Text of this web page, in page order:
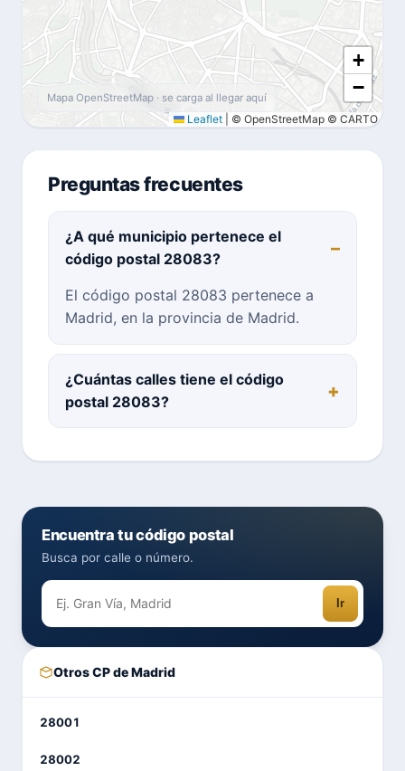
+
−
Leaflet © OpenStreetMap © CARTO
Mapa OpenStreetMap · se carga al llegar aquí
Preguntas frecuentes
¿A qué municipio pertenece el
código postal 28083?
El código postal 28083 pertenece a
Madrid, en la provincia de Madrid.
¿Cuántas calles tiene el código
postal 28083?
Encuentra tu código postal
Busca por calle o número.
Ir
Otros CP de Madrid
28001
28002